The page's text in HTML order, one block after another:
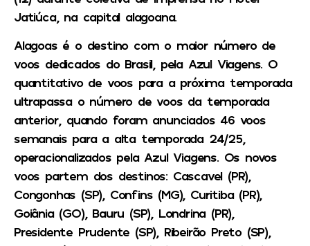
Jatiúca, na capital alagoana.
Alagoas é o destino com o maior número de
voos dedicados do Brasil, pela Azul Viagens. O
quantitativo de voos para a próxima temporada
ultrapassa o número de voos da temporada
anterior, quando foram anunciados 46 voos
semanais para a alta temporada 24/25,
operacionalizados pela Azul Viagens. Os novos
voos partem dos destinos: Cascavel (PR),
Congonhas (SP), Confins (MG), Curitiba (PR),
Goiânia (GO), Bauru (SP), Londrina (PR),
Presidente Prudente (SP), Ribeirão Preto (SP),